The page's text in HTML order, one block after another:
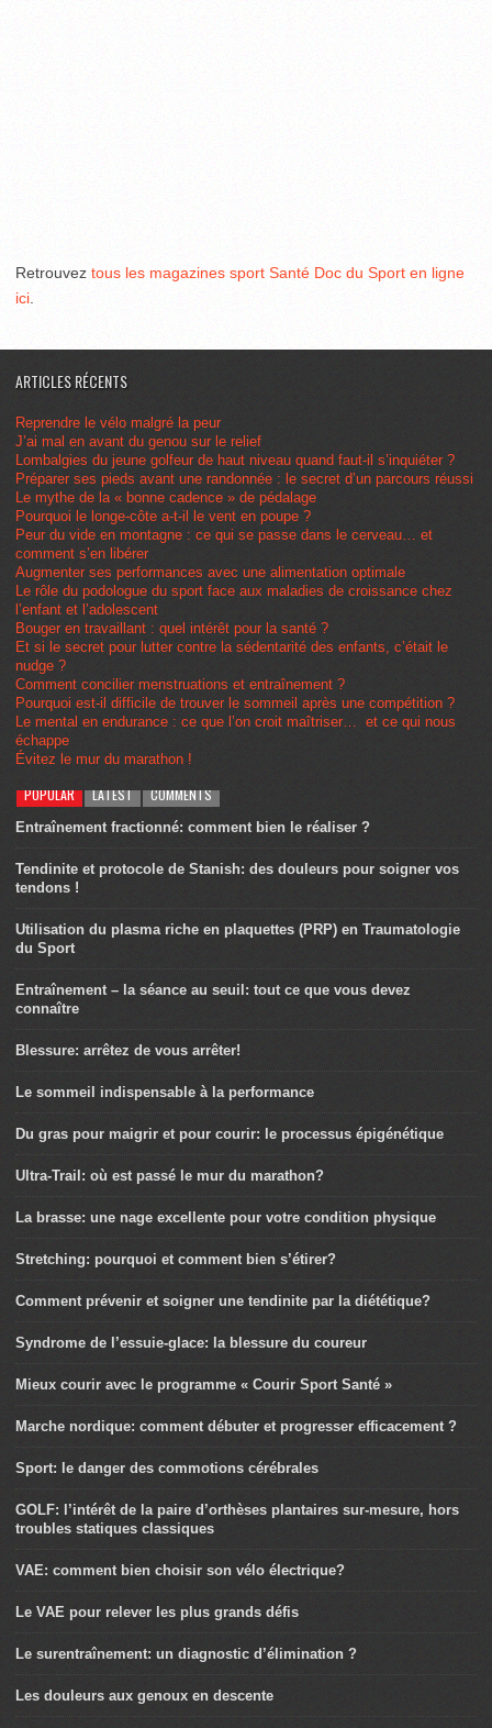
Retrouvez tous les magazines sport Santé Doc du Sport en ligne
ici
ARTICLES RÉCENTS
Reprendre le vélo malgré la peur
J’ai mal en avant du genou sur le relief
Lombalgies du jeune golfeur de haut niveau quand faut-il s’inquiéter ?
Préparer ses pieds avant une randonnée : le secret d’un parcours réussi
Le mythe de la « bonne cadence » de pédalage
Pourquoi le longe-côte a-t-il le vent en poupe ?
Peur du vide en montagne : ce qui se passe dans le cerveau… et
comment s’en libérer
Augmenter ses performances avec une alimentation optimale
Le rôle du podologue du sport face aux maladies de croissance chez
l’enfant et l’adolescent
Bouger en travaillant : quel intérêt pour la santé ?
Et si le secret pour lutter contre la sédentarité des enfants, c’était le
nudge ?
Comment concilier menstruations et entraînement ?
Pourquoi est-il difficile de trouver le sommeil après une compétition ?
Le mental en endurance : ce que l’on croit maîtriser… et ce qui nous
échappe
Évitez le mur du marathon !
POPULAR LATEST COMMENTS
Entraînement fractionné: comment bien le réaliser ?
Tendinite et protocole de Stanish: des douleurs pour soigner vos
tendons !
Utilisation du plasma riche en plaquettes (PRP) en Traumatologie
du Sport
Entraînement – la séance au seuil: tout ce que vous devez
connaître
Blessure: arrêtez de vous arrêter!
Le sommeil indispensable à la performance
Du gras pour maigrir et pour courir: le processus épigénétique
Ultra-Trail: où est passé le mur du marathon?
La brasse: une nage excellente pour votre condition physique
Stretching: pourquoi et comment bien s’étirer?
Comment prévenir et soigner une tendinite par la diététique?
Syndrome de l’essuie-glace: la blessure du coureur
Mieux courir avec le programme « Courir Sport Santé »
Marche nordique: comment débuter et progresser efficacement ?
Sport: le danger des commotions cérébrales
GOLF: l’intérêt de la paire d’orthèses plantaires sur-mesure, hors
troubles statiques classiques
VAE: comment bien choisir son vélo électrique?
Le VAE pour relever les plus grands défis
Le surentraînement: un diagnostic d’élimination ?
Les douleurs aux genoux en descente